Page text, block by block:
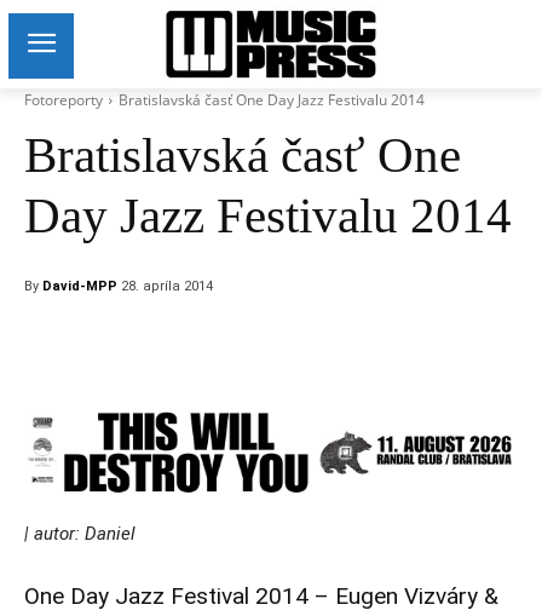
Fotoreporty Bratislavská časť One Day Jazz Festivalu 2014
Bratislavská časť One
Day Jazz Festivalu 2014
By David-MPP 28. apríla 2014
| autor: Daniel
One Day Jazz Festival 2014 – Eugen Vizváry &